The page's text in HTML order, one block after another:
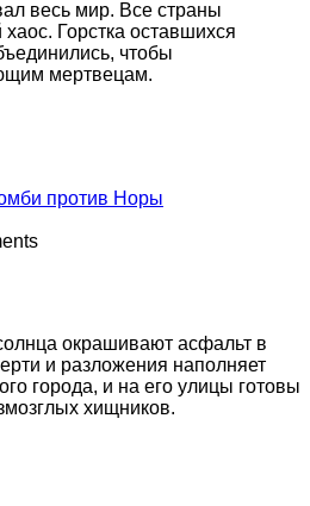
весь мир. Все страны
Горстка оставшихся
чтобы
мертвецам.
против Норы
окрашивают асфальт в
и разложения наполняет
города, и на его улицы готовы
хищников.